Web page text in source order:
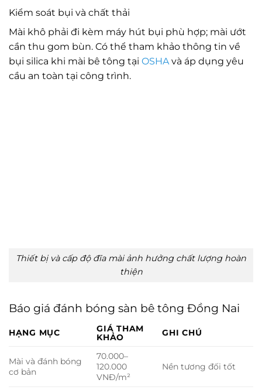
Kiểm soát bụi và chất thải
Mài khô phải đi kèm máy hút bụi phù hợp; mài ướt
cần thu gom bùn. Có thể tham khảo thông tin về
bụi silica khi mài bê tông tại OSHAvà áp dụng yêu
cầu an toàn tại công trình.
Thiết bị và cấp độ đĩa mài ảnh hưởng chất lượng hoàn
thiện
Báo giá đánh bóng sàn bê tông Đồng Nai
HẠNG MỤC
GIÁ THAM
KHẢO
GHI CHÚ
Mài và đánh bóng
cơ bản
70.000–
120.000
VNĐ/m²
Nền tương đối tốt